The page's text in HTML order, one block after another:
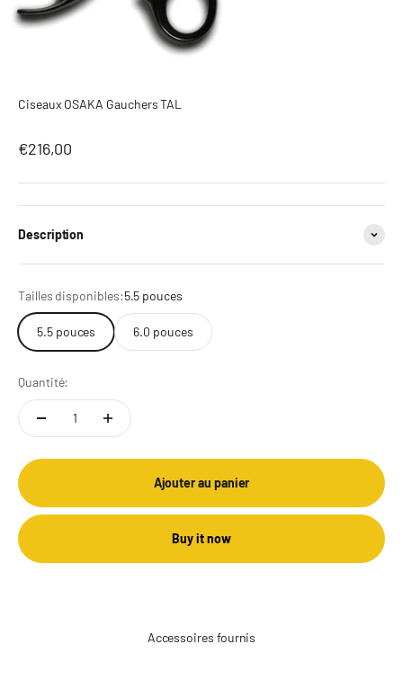
Ciseaux OSAKA Gauchers TAL
Prix de vente après réduction
€216,00
Description
Tailles disponibles:5.5 pouces
5.5 pouces 6.0 pouces
Quantité:
Ajouter au panier
Buy it now
Accessoires fournis